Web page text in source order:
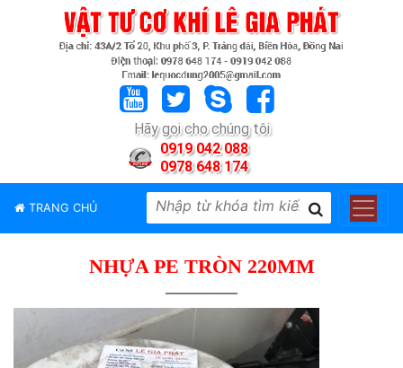
Hãy gọi cho chúng tôi
0919 042 088
0978 648 174
TRANG CHỦ
PHẨM
HIỆU
NHỰA PE TRÒN 220MM